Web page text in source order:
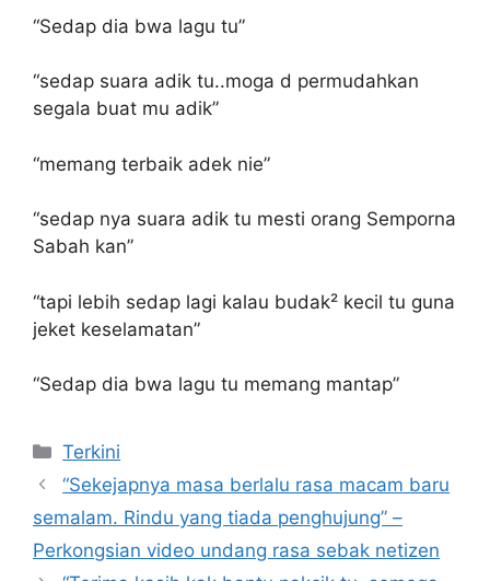
“Sedap dia bwa lagu tu”
“sedap suara adik tu..moga d permudahkan
segala buat mu adik”
“memang terbaik adek nie”
“sedap nya suara adik tu mesti orang Semporna
Sabah kan”
“tapi lebih sedap lagi kalau budak² kecil tu guna
jeket keselamatan”
“Sedap dia bwa lagu tu memang mantap”
Categories
Terkini
“Sekejapnya masa berlalu rasa macam baru
semalam. Rindu yang tiada penghujung” –
Perkongsian video undang rasa sebak netizen